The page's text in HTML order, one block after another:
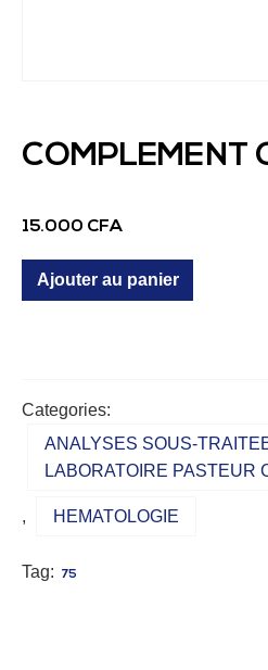
COMPLEMENT
15.000 CFA
Ajouter au panier
Categories:
ANALYSES SOUS-
LABORATOIRE PASTEUR
, HEMATOLOGIE
Tag: 75